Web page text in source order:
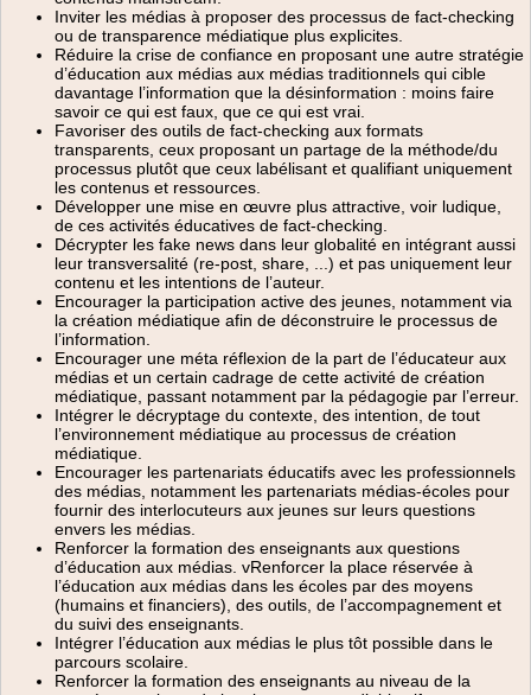
Inviter les médias à proposer des processus de fact-checking
ou de transparence médiatique plus explicites.
Réduire la crise de confiance en proposant une autre stratégie
d’éducation aux médias aux médias traditionnels qui cible
davantage l’information que la désinformation : moins faire
savoir ce qui est faux, que ce qui est vrai.
Favoriser des outils de fact-checking aux formats
transparents, ceux proposant un partage de la méthode/du
processus plutôt que ceux labélisant et qualifiant uniquement
les contenus et ressources.
Développer une mise en œuvre plus attractive, voir ludique,
de ces activités éducatives de fact-checking.
Décrypter les fake news dans leur globalité en intégrant aussi
leur transversalité (re-post, share, ...) et pas uniquement leur
contenu et les intentions de l’auteur.
Encourager la participation active des jeunes, notamment via
la création médiatique afin de déconstruire le processus de
l’information.
Encourager une méta réflexion de la part de l’éducateur aux
médias et un certain cadrage de cette activité de création
médiatique, passant notamment par la pédagogie par l’erreur.
Intégrer le décryptage du contexte, des intention, de tout
l’environnement médiatique au processus de création
médiatique.
Encourager les partenariats éducatifs avec les professionnels
des médias, notamment les partenariats médias-écoles pour
fournir des interlocuteurs aux jeunes sur leurs questions
envers les médias.
Renforcer la formation des enseignants aux questions
d’éducation aux médias. vRenforcer la place réservée à
l’éducation aux médias dans les écoles par des moyens
(humains et financiers), des outils, de l’accompagnement et
du suivi des enseignants.
Intégrer l’éducation aux médias le plus tôt possible dans le
parcours scolaire.
Renforcer la formation des enseignants au niveau de la